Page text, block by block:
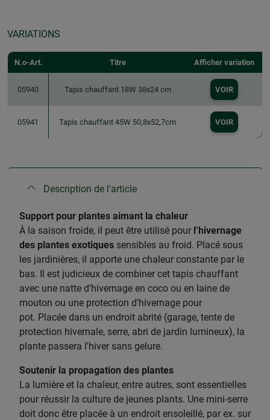
VARIATIONS
N.o-Art. Titre Afficher variation
05940 Tapis chauffant 18W 38x24 cm VOIR
05941 Tapis chauffant 45W 50,8x52,7cm VOIR
Description de l'article
Support pour plantes aimant la chaleur
À la saison froide, il peut être utilisé pour l’hivernage
des plantes exotiques sensibles au froid. Placé sous
les jardinières, il apporte une chaleur constante par le
bas. Il est judicieux de combiner cet tapis chauffant
avec une natte d’hivernage en coco ou en laine de
mouton ou une protection d’hivernage pour
pot. Placée dans un endroit abrité (garage, tente de
protection hivernale, serre, abri de jardin lumineux), la
plante passera l'hiver sans gelure.
Soutenir la propagation des plantes
La lumière et la chaleur, entre autres, sont essentielles
pour réussir la culture de jeunes plants. Une mini-serre
doit donc être placée à un endroit ensoleillé, par ex. sur